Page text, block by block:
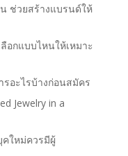
ช่วยสร้างแบรนด์ให้
อกแบบไหนให้เหมาะ
รอะไรบ้างก่อนสมัคร
Jewelry in a
ใหม่ควรมีผู้